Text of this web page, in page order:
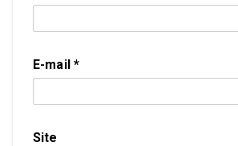
E-mail*
Site